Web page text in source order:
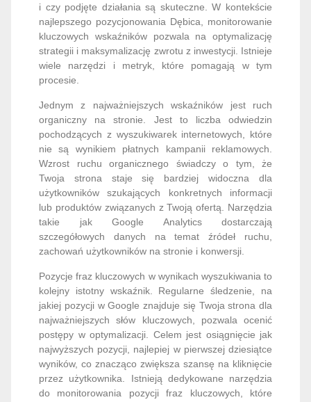
i czy podjęte działania są skuteczne. W kontekście
najlepszego pozycjonowania Dębica, monitorowanie
kluczowych wskaźników pozwala na optymalizację
strategii i maksymalizację zwrotu z inwestycji. Istnieje
wiele narzędzi i metryk, które pomagają w tym
procesie.
Jednym z najważniejszych wskaźników jest ruch
organiczny na stronie. Jest to liczba odwiedzin
pochodzących z wyszukiwarek internetowych, które
nie są wynikiem płatnych kampanii reklamowych.
Wzrost ruchu organicznego świadczy o tym, że
Twoja strona staje się bardziej widoczna dla
użytkowników szukających konkretnych informacji
lub produktów związanych z Twoją ofertą. Narzędzia
takie jak Google Analytics dostarczają
szczegółowych danych na temat źródeł ruchu,
zachowań użytkowników na stronie i konwersji.
Pozycje fraz kluczowych w wynikach wyszukiwania to
kolejny istotny wskaźnik. Regularne śledzenie, na
jakiej pozycji w Google znajduje się Twoja strona dla
najważniejszych słów kluczowych, pozwala ocenić
postępy w optymalizacji. Celem jest osiągnięcie jak
najwyższych pozycji, najlepiej w pierwszej dziesiątce
wyników, co znacząco zwiększa szansę na kliknięcie
przez użytkownika. Istnieją dedykowane narzędzia
do monitorowania pozycji fraz kluczowych, które